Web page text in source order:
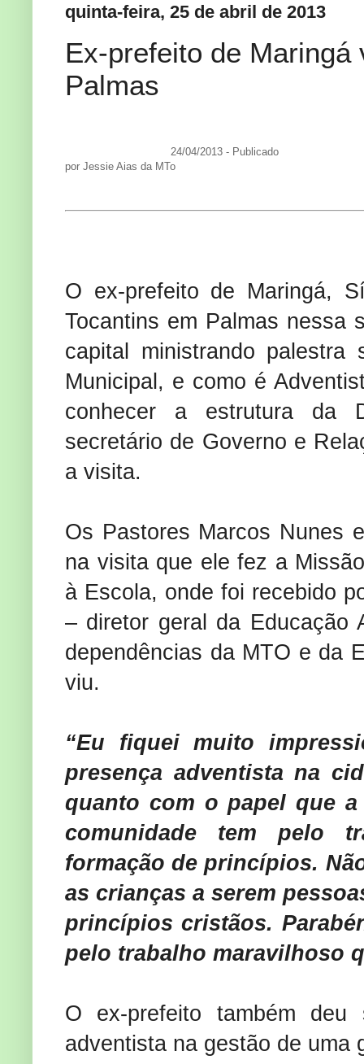
quinta-feira, 25 de abril de 2013
Ex-prefeito de
Palmas
24/04/2013 - Publicado
por Jessie Aias da MTo
O ex-prefeito de Maringá,
Tocantins em Palmas nessa
capital ministrando palestra
Municipal, e como é
conhecer a estrutura da
secretário de Governo e
a visita.
Os Pastores Marcos Nunes
na visita que ele fez a
à Escola, onde foi recebido
– diretor geral da Educação
dependências da MTO e da
viu.
“Eu fiquei muito
presença adventista na
quanto com o papel que
comunidade tem pelo
formação de princípios.
as crianças a serem
princípios cristãos.
pelo trabalho maravilhoso
O ex-prefeito também
adventista na gestão de uma